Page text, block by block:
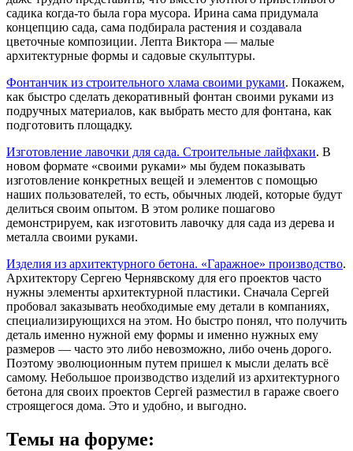
садика когда-то была гора мусора. Ирина сама придумала
концепцию сада, сама подбирала растения и создавала
цветочные композиции. Лепта Виктора — малые
архитектурные формы и садовые скульптуры.
Фонтанчик из строительного хлама своими руками. Покажем,
как быстро сделать декоративный фонтан своими руками из
подручных материалов, как выбрать место для фонтана, как
подготовить площадку.
Изготовление лавочки для сада. Строительные лайфхаки. В
новом формате «своими руками» мы будем показывать
изготовление конкретных вещей и элементов с помощью
наших пользователей, то есть, обычных людей, которые будут
делиться своим опытом. В этом ролике пошагово
демонстрируем, как изготовить лавочку для сада из дерева и
металла своими руками.
Изделия из архитектурного бетона. «Гаражное» производство.
Архитектору Сергею Чернявскому для его проектов часто
нужны элементы архитектурной пластики. Сначала Сергей
пробовал заказывать необходимые ему детали в компаниях,
специализирующихся на этом. Но быстро понял, что получить
деталь именно нужной ему формы и именно нужных ему
размеров — часто это либо невозможно, либо очень дорого.
Поэтому эволюционным путем пришел к мысли делать всё
самому. Небольшое производство изделий из архитектурного
бетона для своих проектов Сергей разместил в гараже своего
строящегося дома. Это и удобно, и выгодно.
Темы на форуме: